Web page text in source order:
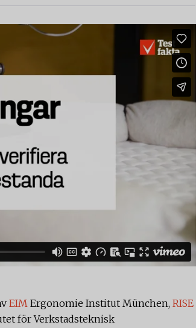
EIM Ergonomie Institut München, RISE
för Verkstadsteknisk